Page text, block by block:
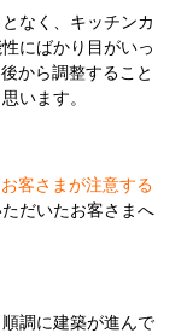
なく、キッチンカ
にばかり目がいっ
から調整すること
います。
客さまが注意する
だいたお客さまへ
調に建築が進んで